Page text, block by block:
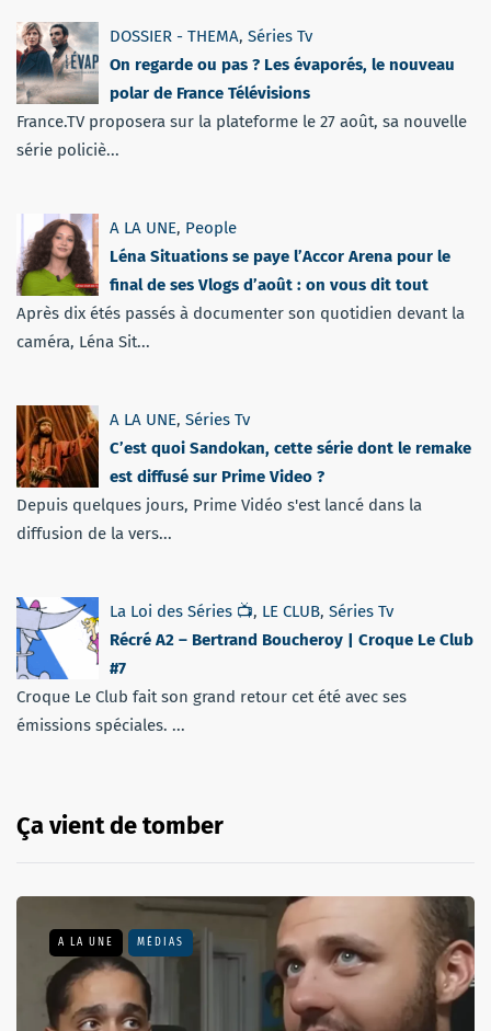
DOSSIER - THEMA, Séries Tv
On regarde ou pas ? Les évaporés, le nouveau
polar de France Télévisions
France.TV proposera sur la plateforme le 27 août, sa nouvelle
série policiè...
A LA UNE, People
Léna Situations se paye l’Accor Arena pour le
final de ses Vlogs d’août : on vous dit tout
Après dix étés passés à documenter son quotidien devant la
caméra, Léna Sit...
A LA UNE, Séries Tv
C’est quoi Sandokan, cette série dont le remake
est diffusé sur Prime Video ?
Depuis quelques jours, Prime Vidéo s'est lancé dans la
diffusion de la vers...
La Loi des Séries 📺, LE CLUB, Séries Tv
Récré A2 – Bertrand Boucheroy | Croque Le Club
#7
Croque Le Club fait son grand retour cet été avec ses
émissions spéciales. ...
Ça vient de tomber
A LA UNE MÉDIAS